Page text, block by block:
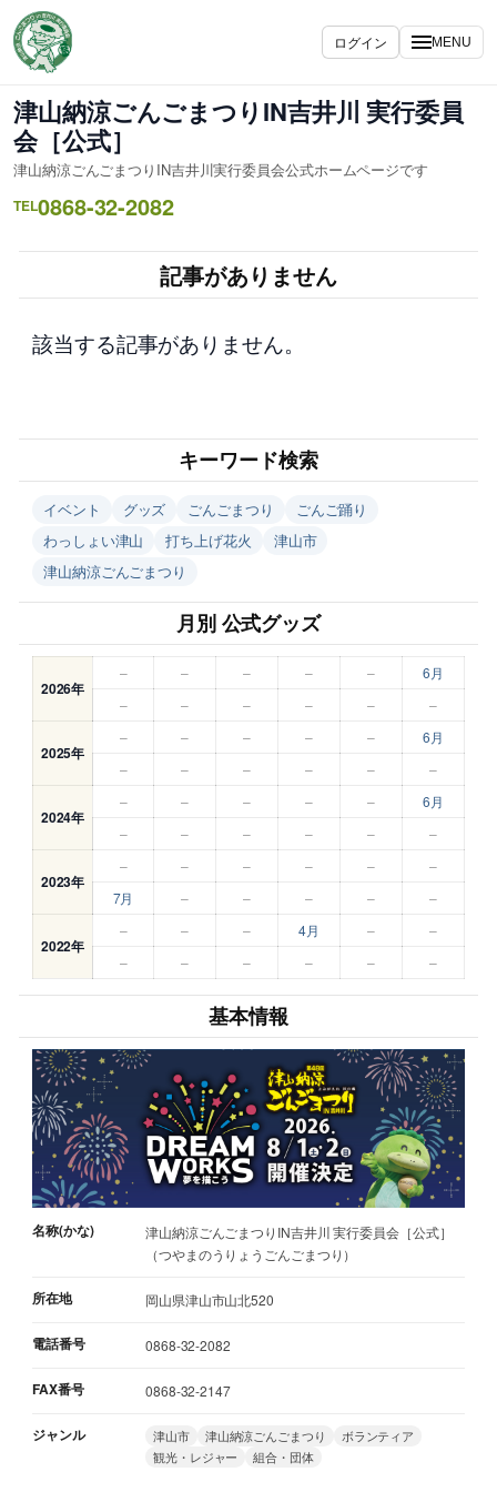
容
を
ス
キ
ッ
プ
ログイン MENU
津山納涼ごんごまつりIN吉井川 実行委員
会［公式］
津山納涼ごんごまつりIN吉井川実行委員会公式ホームページです
TEL0868-32-2082
記事がありません
該当する記事がありません。
キーワード検索
イベント グッズ ごんごまつり
ごんご踊り
わっしょい津山
打ち上げ花火
津山市
津山納涼ごんごまつり
月別 公式グッズ
2026年
– – – – –
6月
–
– – – – –
2025年
– – – – –
6月
–
– – – – –
2024年
– – – – –
6月
–
– – – – –
2023年
– – – – –
–
7月
– – – – –
2022年
– – – 4月 –
–
–
– – – – –
基本情報
名称(かな)
津山納涼ごんごまつりIN吉井川 実行委員会［公式］
（つやまのうりょうごんごまつり）
所在地 岡山県津山市山北520
電話番号 0868-32-2082
FAX番号 0868-32-2147
ジャンル 津山市 津山納涼ごんごまつり
ボランティア
観光・レジャー
組合・団体